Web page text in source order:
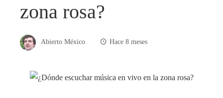
zona rosa?
Abierto México Hace 8 meses